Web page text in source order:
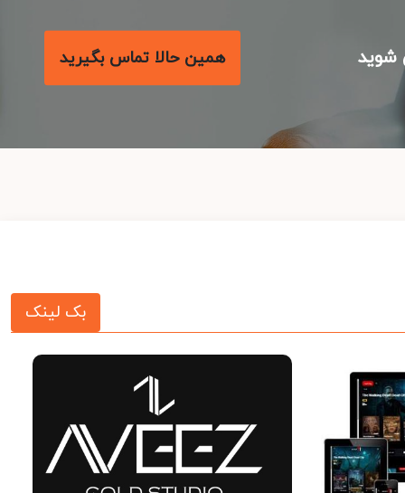
همین حالا تماس بگیرید
بک لینک